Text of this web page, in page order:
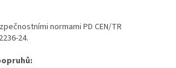
normami PD CEN/TR
24.